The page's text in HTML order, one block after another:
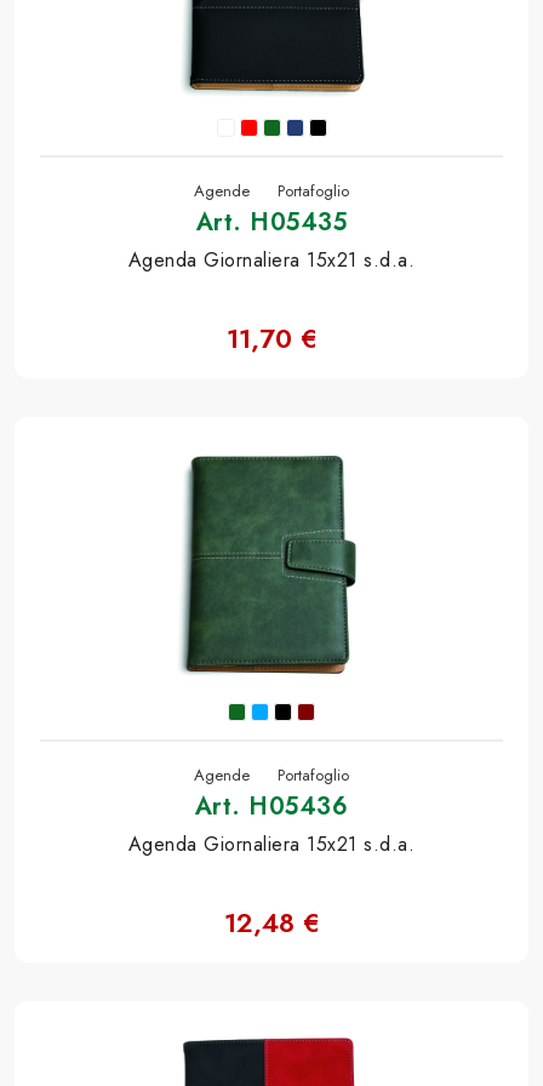
Agende Portafoglio
Art. H05435
Agenda Giornaliera 15x21 s.d.a.
11,70 €
Agende Portafoglio
Art. H05436
Agenda Giornaliera 15x21 s.d.a.
12,48 €